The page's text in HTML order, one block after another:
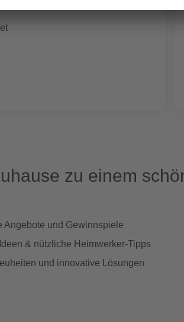
zu einem
Angebote und Gewinnspiele
& nützliche Heimwerker-Tipps
und innovative Lösungen